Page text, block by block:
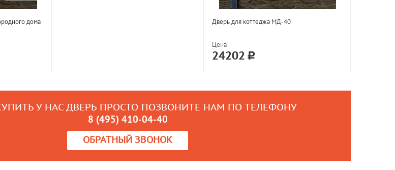
дома
Дверь для коттеджа МД-40
Цена
24202
У НАС ДВЕРЬ ПРОСТО ПОЗВОНИТЕ НАМ ПО ТЕЛЕФОНУ
8 (495) 410-04-40
ОБРАТНЫЙ ЗВОНОК